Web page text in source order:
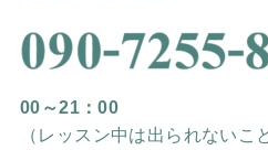
00～21：00
（レッスン中は出られないこ